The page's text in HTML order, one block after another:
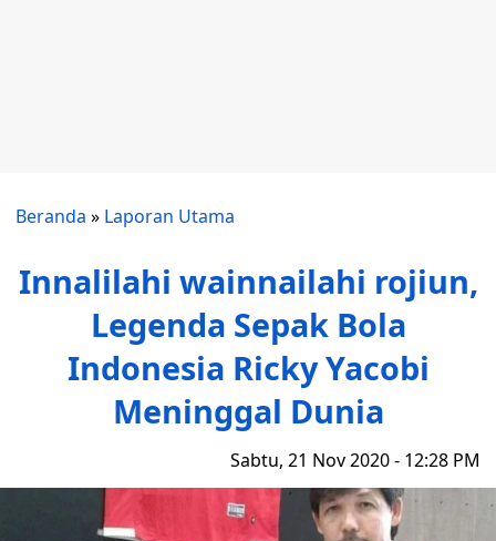
Beranda » Laporan Utama
Innalilahi wainnailahi rojiun,
Legenda Sepak Bola
Indonesia Ricky Yacobi
Meninggal Dunia
Sabtu, 21 Nov 2020 - 12:28 PM